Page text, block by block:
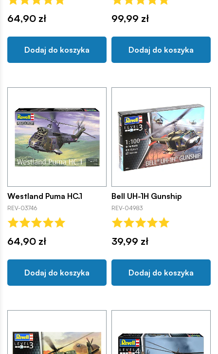
64,90 zł
Dodaj do koszyka
99,99 zł
Dodaj do koszyka
Westland Puma HC.1
REV-03746
64,90 zł
Dodaj do koszyka
Bell UH-1H Gunship
REV-04983
39,99 zł
Dodaj do koszyka